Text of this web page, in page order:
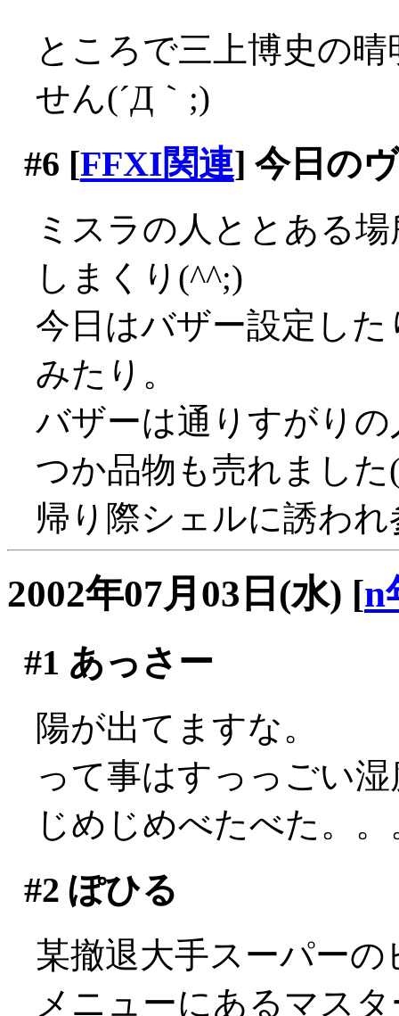
ところで三上博史の
せん(´Д｀;)
#6 [FFXI関連] 今日の
ミスラの人ととある
しまくり(^^;)
今日はバザー設定し
みたり。
バザーは通りすがり
つか品物も売れまし
帰り際シェルに誘わ
2002年07月03日(水) [n
#1 あっさー
陽が出てますな。
って事はすっっごい
じめじめべたべた。。
#2 ぽひる
某撤退大手スーパー
メニューにあるマス